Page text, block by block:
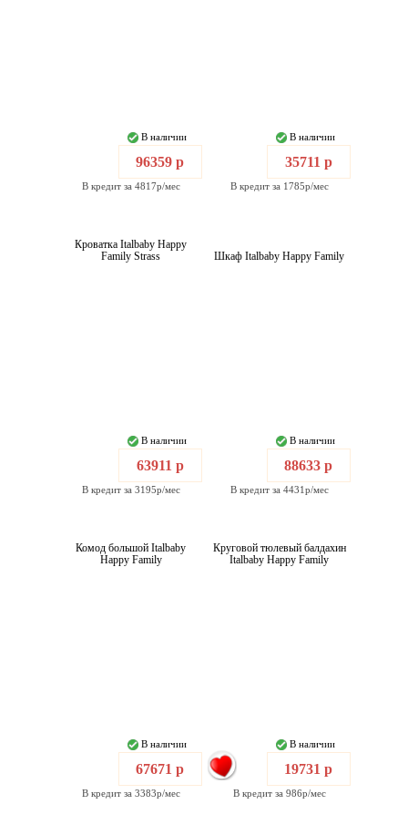
В наличии
96359 р
В кредит за 4817р/мес
В наличии
35711 р
В кредит за 1785р/мес
Кроватка Italbaby Happy
Family Strass
В наличии
63911 р
В кредит за 3195р/мес
Шкаф Italbaby Happy Family
В наличии
88633 р
В кредит за 4431р/мес
Комод большой Italbaby
Happy Family
В наличии
67671 р
В кредит за 3383р/мес
Круговой тюлевый балдахин
Italbaby Happy Family
В наличии
19731 р
В кредит за 986р/мес